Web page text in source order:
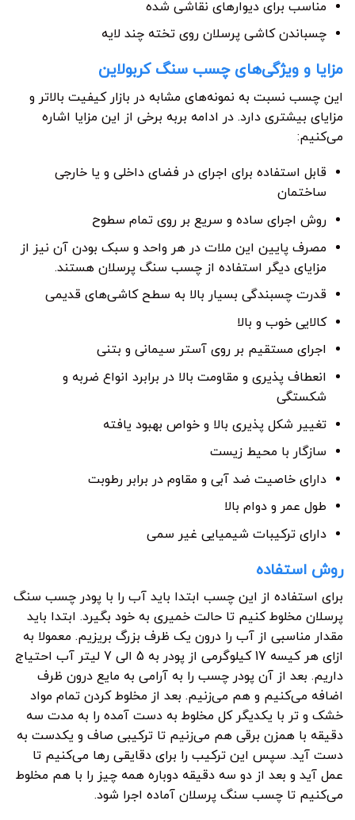
مناسب برای دیوارهای نقاشی شده
چسباندن کاشی پرسلان روی تخته چند لایه
مزایا و ویژگی‌های چسب سنگ کربولاین
این چسب نسبت به نمونه‌های مشابه در بازار کیفیت بالاتر و
مزایای بیشتری دارد. در ادامه بربه برخی از این مزایا اشاره
می‌کنیم:
قابل استفاده برای اجرای در فضای داخلی و یا خارجی
ساختمان
روش اجرای ساده و سریع بر روی تمام سطوح
مصرف پایین این ملات در هر واحد و سبک بودن آن نیز از
مزایای دیگر استفاده از چسب سنگ پرسلان هستند.
قدرت چسبندگی بسیار بالا به سطح کاشی‌های قدیمی
کالایی خوب و بالا
اجرای مستقیم بر روی آستر سیمانی و بتنی
انعطاف پذیری و مقاومت بالا در برابرد انواع ضربه و
شکستگی
تغییر شکل پذیری بالا و خواص بهبود یافته
سازگار با محیط زیست
دارای خاصیت ضد آبی و مقاوم در برابر رطوبت
طول عمر و دوام بالا
دارای ترکیبات شیمیایی غیر سمی
روش استفاده
برای استفاده از این چسب ابتدا باید آب را با پودر چسب سنگ
پرسلان مخلوط کنیم تا حالت خمیری به خود بگیرد. ابتدا باید
مقدار مناسبی از آب را درون یک ظرف بزرگ بریزیم. معمولا به
ازای هر کیسه 17 کیلوگرمی از پودر به 5 الی 7 لیتر آب احتیاج
داریم. بعد از آن پودر چسب را به آرامی به مایع درون ظرف
اضافه می‌کنیم و هم می‌زنیم. بعد از مخلوط کردن تمام مواد
خشک و تر با یکدیگر کل مخلوط به دست آمده را به مدت سه
دقیقه با همزن برقی هم می‌زنیم تا ترکیبی صاف و یکدست به
دست آید. سپس این ترکیب را برای دقایقی رها می‌کنیم تا
عمل آید و بعد از دو سه دقیقه دوباره همه چیز را با هم مخلوط
می‌کنیم تا چسب سنگ پرسلان آماده اجرا شود.